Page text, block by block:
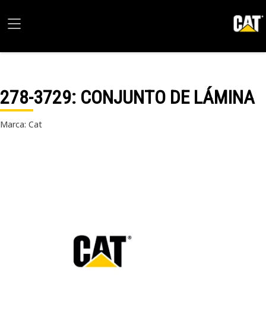
278-3729: CONJUNTO DE LÁMINA
Marca: Cat